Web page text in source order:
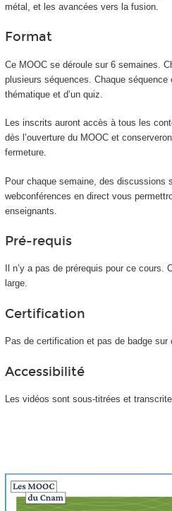
métal, et les avancées vers la fusion.
Format
Ce MOOCse déroule sur 6 semaines.
plusieurs séquences. Chaque séquence
thématique et d’un quiz.
Les inscrits auront accès à tous les
dès l’ouverture du MOOCet
fermeture.
Pour chaque semaine, des discussions
webconférences en direct vous
enseignants.
Pré-requis
Il n’y a pas de prérequis pour ce cours.
large.
Certification
Pas de certification et pas de badge sur
Accessibilité
Les vidéos sont sous-titrées et